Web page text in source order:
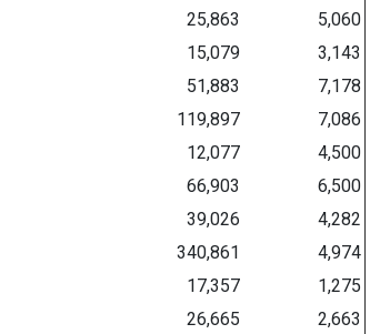
25,863
5,060
15,079
3,143
51,883
7,178
119,897
7,086
12,077
4,500
66,903
6,500
39,026
4,282
340,861
4,974
17,357
1,275
26,665
2,663